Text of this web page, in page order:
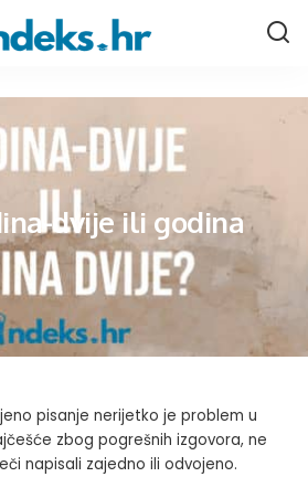
dvije ili godina
pisanje nerijetko je problem u
zbog pogrešnih izgovora, ne
napisali zajedno ili odvojeno.